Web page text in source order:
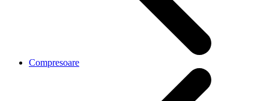
Compresoare